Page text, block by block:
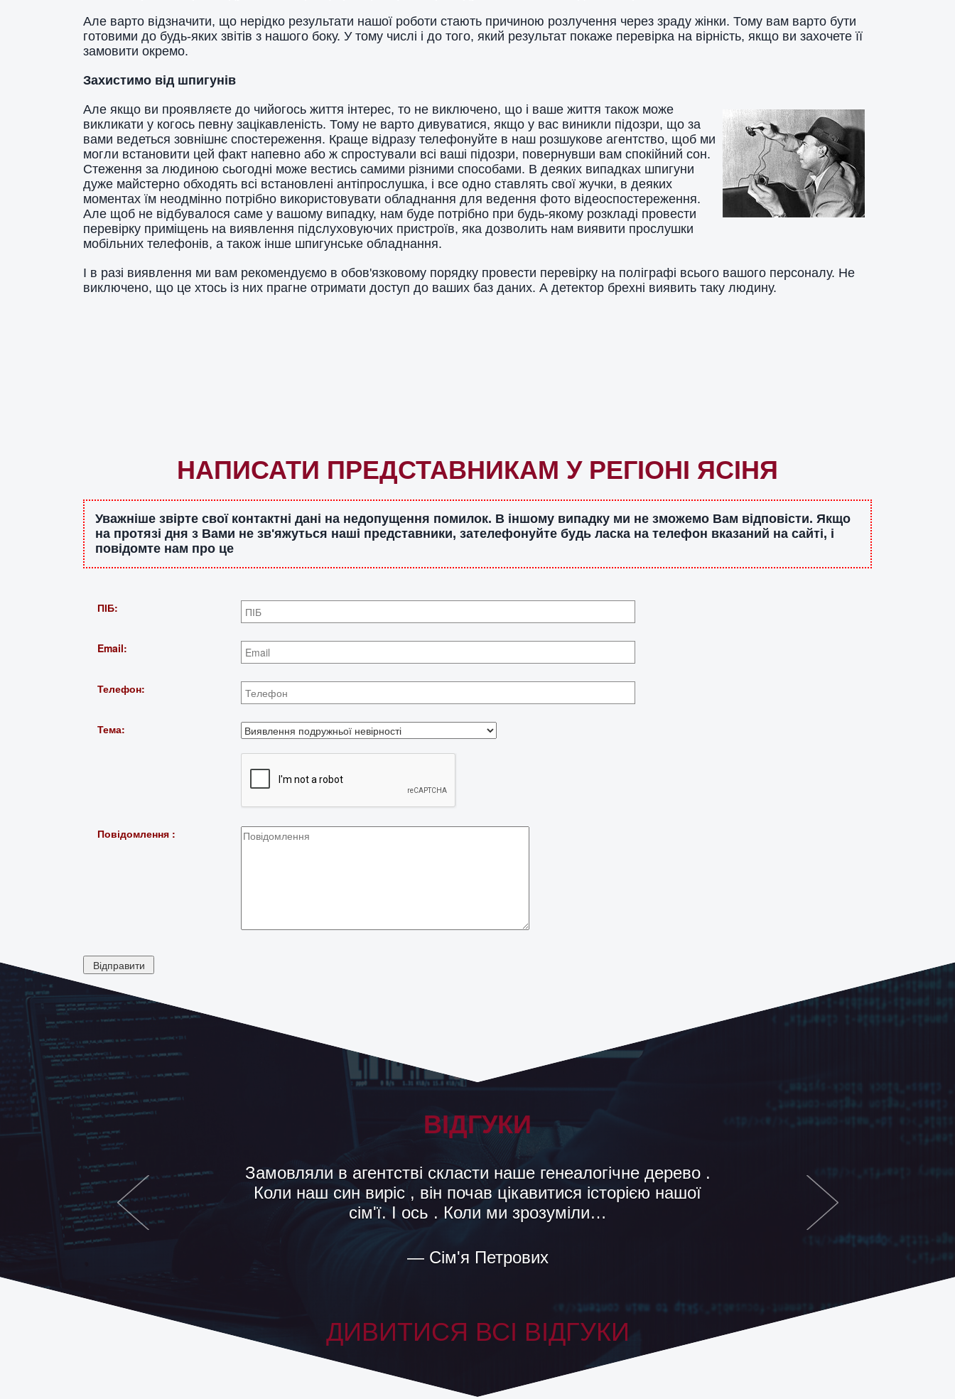
Але варто відзначити, що нерідко результати нашої роботи стають причиною розлучення через зраду жінки. Тому вам варто бути
готовими до будь-яких звітів з нашого боку. У тому числі і до того, який результат покаже перевірка на вірність, якщо ви захочете її
замовити окремо.
Захистимо від шпигунів
Але якщо ви проявляєте до чийогось життя інтерес, то не виключено, що і ваше життя також може
викликати у когось певну зацікавленість. Тому не варто дивуватися, якщо у вас виникли підозри, що за
вами ведеться зовнішнє спостереження. Краще відразу телефонуйте в наш розшукове агентство, щоб ми
могли встановити цей факт напевно або ж спростували всі ваші підозри, повернувши вам спокійний сон.
Стеження за людиною сьогодні може вестись самими різними способами. В деяких випадках шпигуни
дуже майстерно обходять всі встановлені антіпрослушка, і все одно ставлять свої жучки, в деяких
моментах їм неодмінно потрібно використовувати обладнання для ведення фото відеоспостереження.
Але щоб не відбувалося саме у вашому випадку, нам буде потрібно при будь-якому розкладі провести
перевірку приміщень на виявлення підслуховуючих пристроїв, яка дозволить нам виявити прослушки
мобільних телефонів, а також інше шпигунське обладнання.
І в разі виявлення ми вам рекомендуємо в обов'язковому порядку провести перевірку на поліграфі всього вашого персоналу. Не
виключено, що це хтось із них прагне отримати доступ до ваших баз даних. А детектор брехні виявить таку людину.
НАПИСАТИ ПРЕДСТАВНИКАМ У РЕГІОНІ ЯСІНЯ
Уважніше звірте свої контактні дані на недопущення помилок. В іншому випадку ми не зможемо Вам відповісти. Якщо
на протязі дня з Вами не зв'яжуться наші представники, зателефонуйте будь ласка на телефон вказаний на сайті, і
повідомте нам про це
ПІБ:
Email:
Телефон:
Тема:
Повідомлення :
ВІДГУКИ
Я багато працювала з вашим агентством «Приватний
детектив Ужгород». У мене немає ніяких претензій , тільки
величезні слова подяки ! Просто до мене дійшли…
— Рита
ДИВИТИСЯ ВСІ ВІДГУКИ